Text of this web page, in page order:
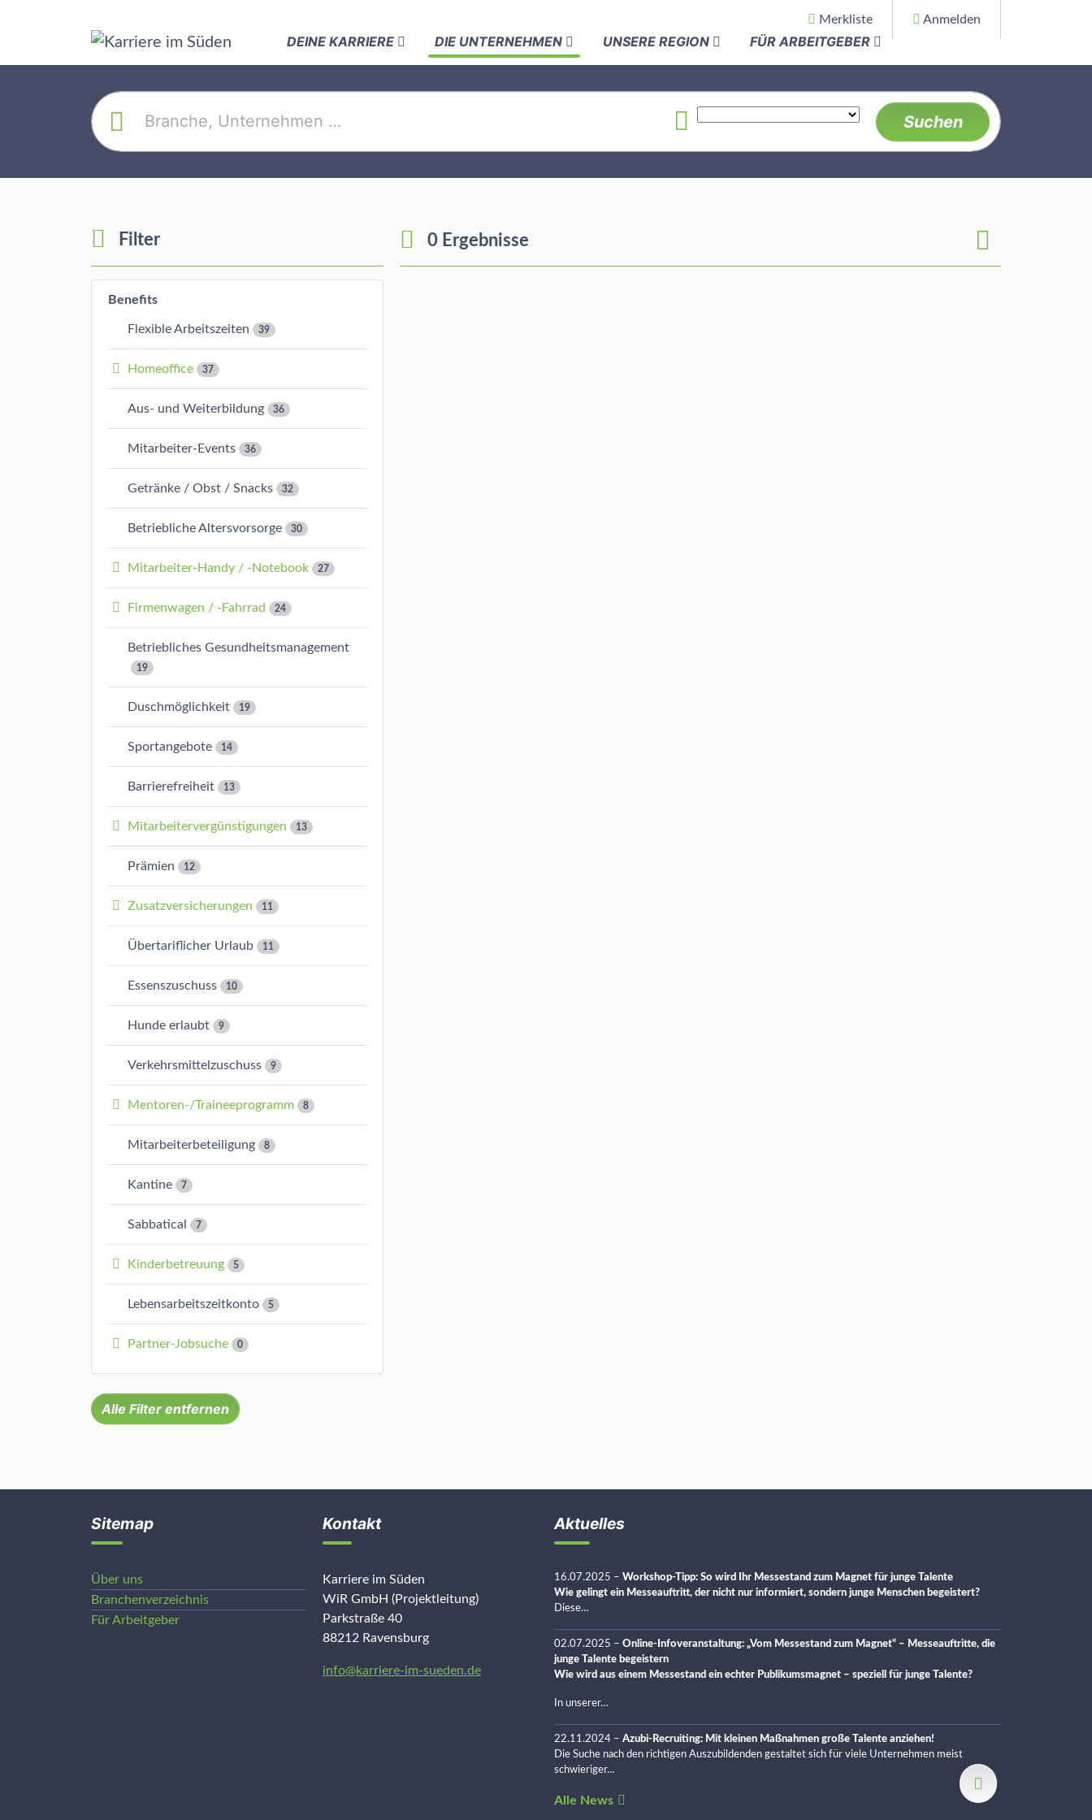
Merkliste Anmelden
DEINE KARRIERE DIE UNTERNEHMEN UNSERE REGION FÜR ARBEITGEBER
Suchen
Filter
Benefits
Flexible Arbeitszeiten 39
Homeoffice 37
Aus- und Weiterbildung 36
Mitarbeiter-Events 36
Getränke / Obst / Snacks 32
Betriebliche Altersvorsorge 30
Mitarbeiter-Handy / -Notebook 27
Firmenwagen / -Fahrrad 24
Betriebliches Gesundheitsmanagement
19
Duschmöglichkeit 19
Sportangebote 14
Barrierefreiheit 13
Mitarbeitervergünstigungen 13
Prämien 12
Zusatzversicherungen 11
Übertariflicher Urlaub 11
Essenszuschuss 10
Hunde erlaubt 9
Verkehrsmittelzuschuss 9
Mentoren-/Traineeprogramm 8
Mitarbeiterbeteiligung 8
Kantine 7
Sabbatical 7
Kinderbetreuung 5
Lebensarbeitszeitkonto 5
Partner-Jobsuche 0
Alle Filter entfernen
0 Ergebnisse
Sitemap
Über uns
Branchenverzeichnis
Für Arbeitgeber
Kontakt
Karriere im Süden
WiR GmbH (Projektleitung)
Parkstraße 40
88212 Ravensburg
info@karriere-im-sueden.de
Aktuelles
16.07.2025 – Workshop-Tipp: So wird Ihr Messestand zum Magnet für junge Talente
Wie gelingt ein Messeauftritt, der nicht nur informiert, sondern junge Menschen begeistert?
Diese…
02.07.2025 – Online-Infoveranstaltung: „Vom Messestand zum Magnet“ – Messeauftritte, die
junge Talente begeistern
Wie wird aus einem Messestand ein echter Publikumsmagnet – speziell für junge Talente?
In unserer…
22.11.2024 – Azubi-Recruiting: Mit kleinen Maßnahmen große Talente anziehen!
Die Suche nach den richtigen Auszubildenden gestaltet sich für viele Unternehmen meist
schwieriger…
Alle News